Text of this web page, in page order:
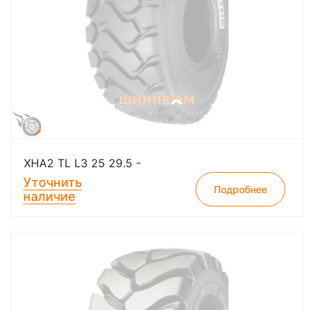
XHA2 TL L3 25 29.5 -
Уточнить
наличие
Подробнее